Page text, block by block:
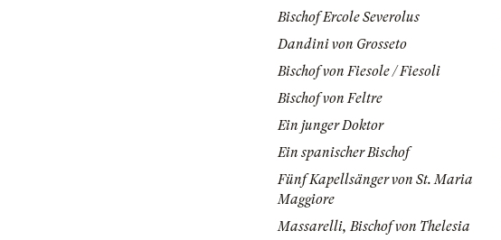
Bischof Ercole Severolus
Dandini von Grosseto
Bischof von Fiesole / Fiesoli
Bischof von Feltre
Ein junger Doktor
Ein spanischer Bischof
Fünf Kapellsänger von St. Maria
Maggiore
Massarelli, Bischof von Thelesia